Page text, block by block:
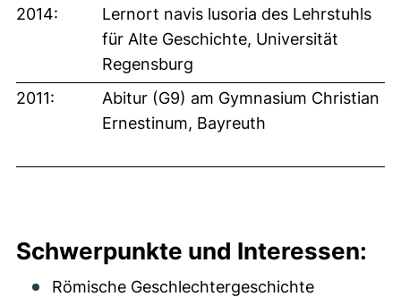
2014:
Lernort navis lusoria des Lehrstuhls
für Alte Geschichte, Universität
Regensburg
2011:
Abitur (G9) am Gymnasium Christian
Ernestinum, Bayreuth
Schwerpunkte und Interessen:
Römische Geschlechtergeschichte